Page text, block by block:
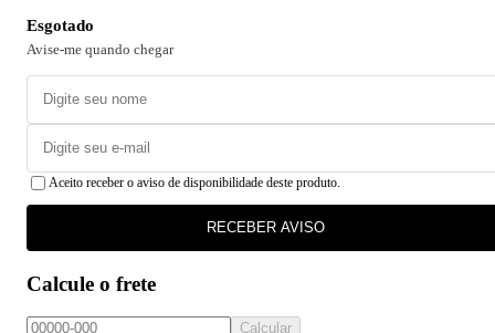
Esgotado
Avise-me quando chegar
Aceito receber o aviso de disponibilidade deste produto.
RECEBER AVISO
Calcule o frete
Calcular